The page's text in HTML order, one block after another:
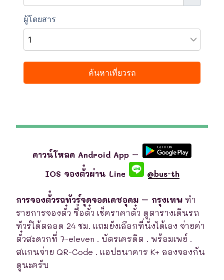
ดาวน์โหลด Android App –
IOS จองตั๋วผ่าน Line
@bus-th
การจองตั๋วรถทัวร์จุดจอดเดชอุดม – กรุงเทพ ทำ
รายการจองตั๋ว ซื้อตั๋ว เช็คราคาตั๋ว ดูตารางเดินรถ
ทัวร์ได้ตลอด 24 ชม. แถมยังเลือกที่นั่งได้เอง จ่ายค่า
ตั๋วสะดวกที่ 7-eleven . บัตรเครดิต . พร้อมเพย์ .
สแกนจ่าย QR-Code . แอปธนาคาร K+ ลองจองกัน
ดูนะครับ